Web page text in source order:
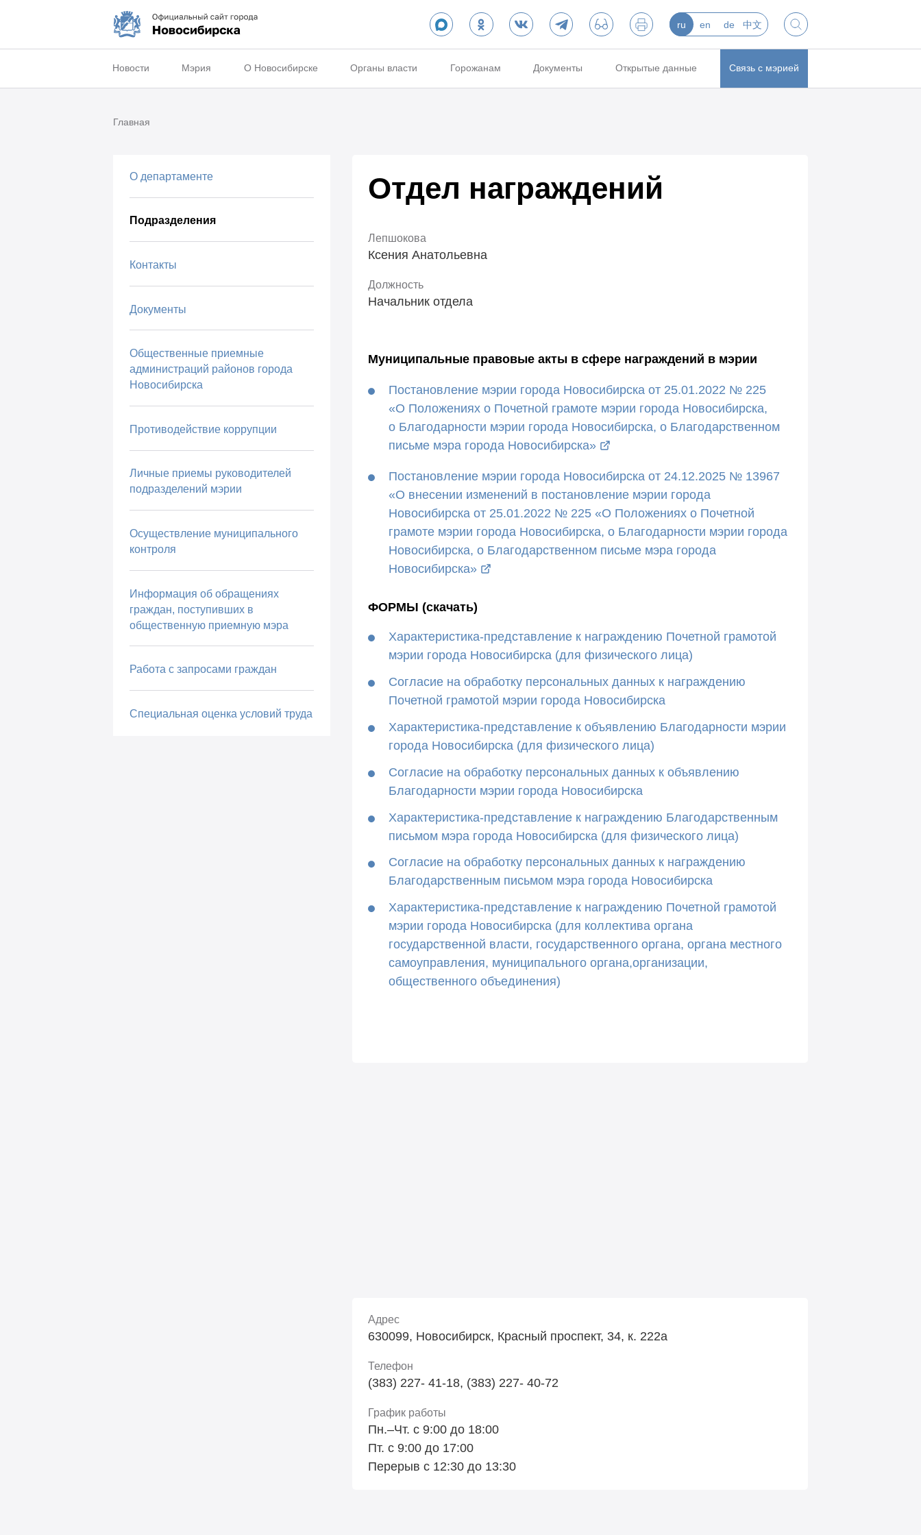
ru en de 中文
Новости Мэрия О Новосибирске Органы власти Горожанам Документы Открытые данные Связь с мэрией
Главная
О департаменте
Подразделения
Контакты
Документы
Общественные приемные
администраций районов города
Новосибирска
Противодействие коррупции
Личные приемы руководителей
подразделений мэрии
Осуществление муниципального
контроля
Информация об обращениях
граждан, поступивших в
общественную приемную мэра
Работа с запросами граждан
Специальная оценка условий труда
Отдел награждений
Лепшокова
Ксения Анатольевна
Должность
Начальник отдела
Муниципальные правовые акты в сфере награждений в мэрии
Постановление мэрии города Новосибирска от 25.01.2022 № 225
«О Положениях о Почетной грамоте мэрии города Новосибирска,
о Благодарности мэрии города Новосибирска, о Благодарственном
письме мэра города Новосибирска»
Постановление мэрии города Новосибирска от 24.12.2025 № 13967
«О внесении изменений в постановление мэрии города
Новосибирска от 25.01.2022 № 225 «О Положениях о Почетной
грамоте мэрии города Новосибирска, о Благодарности мэрии города
Новосибирска, о Благодарственном письме мэра города
Новосибирска»
ФОРМЫ (скачать)
Характеристика-представление к награждению Почетной грамотой
мэрии города Новосибирска (для физического лица)
Согласие на обработку персональных данных к награждению
Почетной грамотой мэрии города Новосибирска
Характеристика-представление к объявлению Благодарности мэрии
города Новосибирска (для физического лица)
Согласие на обработку персональных данных к объявлению
Благодарности мэрии города Новосибирска
Характеристика-представление к награждению Благодарственным
письмом мэра города Новосибирска (для физического лица)
Согласие на обработку персональных данных к награждению
Благодарственным письмом мэра города Новосибирска
Характеристика-представление к награждению Почетной грамотой
мэрии города Новосибирска (для коллектива органа
государственной власти, государственного органа, органа местного
самоуправления, муниципального органа,организации,
общественного объединения)
Адрес
630099, Новосибирск, Красный проспект, 34, к. 222а
Телефон
(383) 227- 41-18, (383) 227- 40-72
График работы
Пн.–Чт. с 9:00 до 18:00
Пт. с 9:00 до 17:00
Перерыв с 12:30 до 13:30